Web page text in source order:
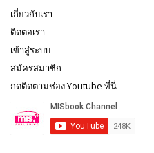
เกี่ยวกับเรา
ติดต่อเรา
เข้าสู่ระบบ
สมัครสมาชิก
กดติดตามช่อง Youtube ที่นี่